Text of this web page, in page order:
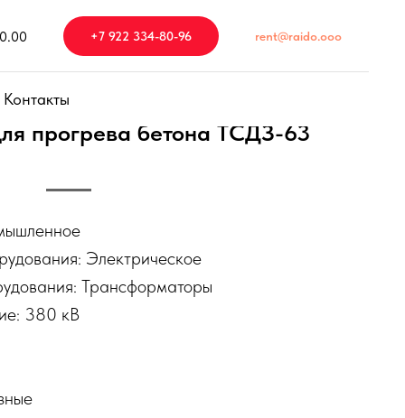
+7 922 334-80-96 rent@raido.ooo
Контакты
прогрева бетона ТСДЗ-63
Электрическое
Трансформаторы
380 кВ